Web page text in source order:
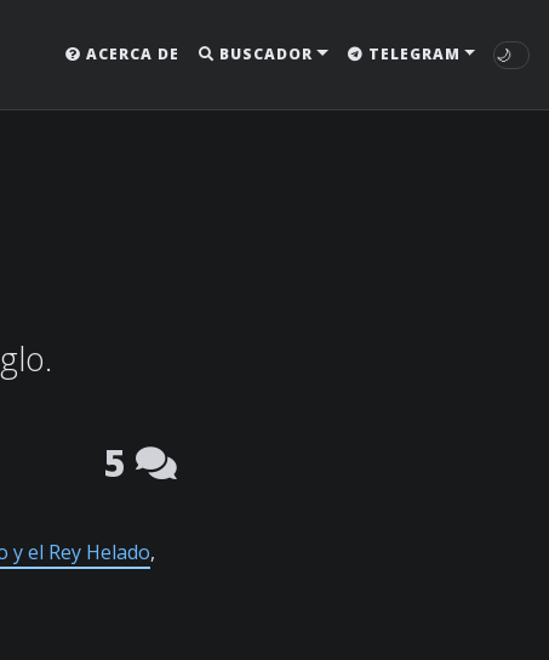
ACERCA DE BUSCADOR TELEGRAM 🌙
5
y el Rey Helado,